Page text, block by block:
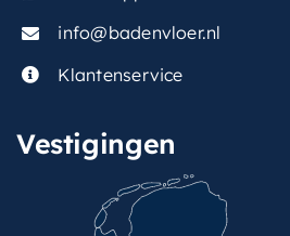
info@badenvloer.nl
Klantenservice
Vestigingen